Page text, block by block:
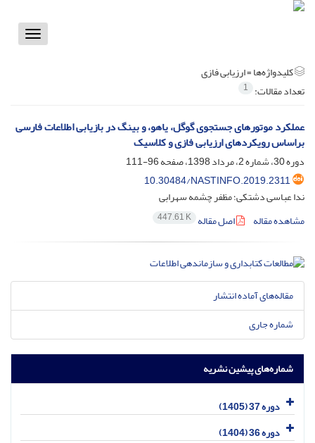
Toggle
کلیدواژه‌ها =ارزیابی فازی
تعداد مقالات: 1
عملکرد موتورهای جستجوی گوگل، یاهو، و بینگ در بازیابی اطلاعات فارسی
براساس رویکردهای ارزیابی فازی و کلاسیک
دوره 30، شماره 2، مرداد 1398، صفحه
96-111
10.30484/NASTINFO.2019.2311
ندا عباسی دشتکی؛ مظفر چشمه سهرابی
مشاهده مقاله
اصل مقاله 447.61 K
مقاله‌های آماده انتشار
شماره جاری
شماره‌های پیشین نشریه
دوره 37 (1405)
دوره 36 (1404)